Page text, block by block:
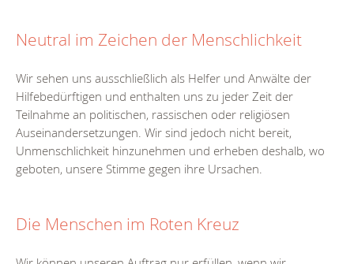
Neutral im Zeichen der Menschlichkeit
Wir sehen uns ausschließlich als Helfer und Anwälte der
Hilfebedürftigen und enthalten uns zu jeder Zeit der
Teilnahme an politischen, rassischen oder religiösen
Auseinandersetzungen. Wir sind jedoch nicht bereit,
Unmenschlichkeit hinzunehmen und erheben deshalb, wo
geboten, unsere Stimme gegen ihre Ursachen.
Die Menschen im Roten Kreuz